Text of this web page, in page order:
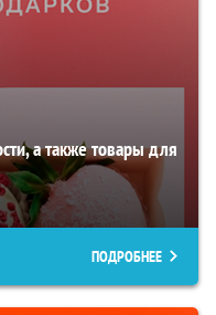
а также товары для
ПОДРОБНЕЕ